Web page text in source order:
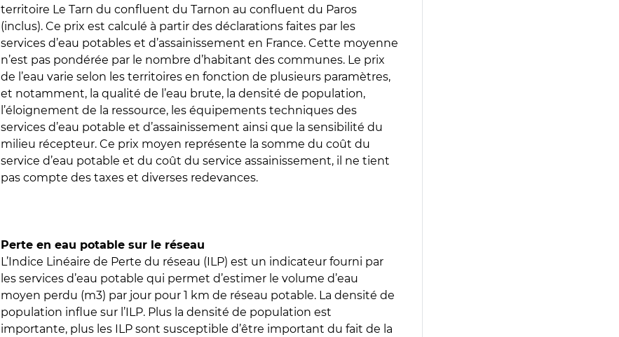
territoire Le Tarn du confluent du Tarnon au confluent du Paros
(inclus). Ce prix est calculé à partir des déclarations faites par les
services d’eau potables et d’assainissement en France. Cette moyenne
n’est pas pondérée par le nombre d’habitant des communes. Le prix
de l’eau varie selon les territoires en fonction de plusieurs paramètres,
et notamment, la qualité de l’eau brute, la densité de population,
l’éloignement de la ressource, les équipements techniques des
services d’eau potable et d’assainissement ainsi que la sensibilité du
milieu récepteur. Ce prix moyen représente la somme du coût du
service d’eau potable et du coût du service assainissement, il ne tient
pas compte des taxes et diverses redevances.
Perte en eau potable sur le réseau
L’Indice Linéaire de Perte du réseau (ILP) est un indicateur fourni par
les services d’eau potable qui permet d’estimer le volume d’eau
moyen perdu (m3) par jour pour 1 km de réseau potable. La densité de
population influe sur l’ILP. Plus la densité de population est
importante, plus les ILP sont susceptible d’être important du fait de la